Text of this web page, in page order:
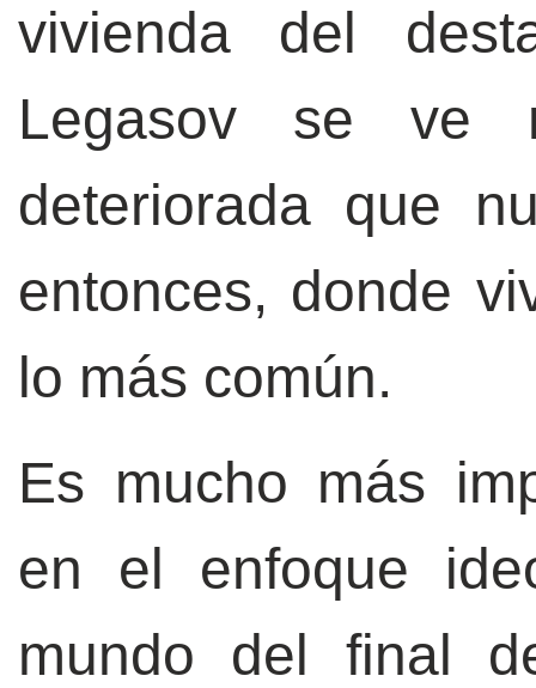
vivienda del
Legasov se ve
deteriorada que
entonces, donde
lo más común.
Es mucho más
en el enfoque
mundo del final